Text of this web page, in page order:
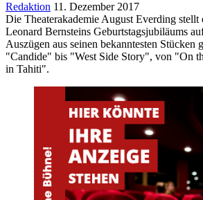
Redaktion 11. Dezember 2017
Die Theaterakademie August Everding stellt
Leonard Bernsteins Geburtstagsjubiläums
Auszügen aus seinen bekanntesten Stücken
"Candide" bis "West Side Story", von "On
in Tahiti".